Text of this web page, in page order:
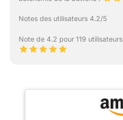
Notes des utilisateurs 4.2/5
Note de 4.2 pour 119 utilisateurs